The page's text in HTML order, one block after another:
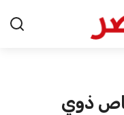
ذوي